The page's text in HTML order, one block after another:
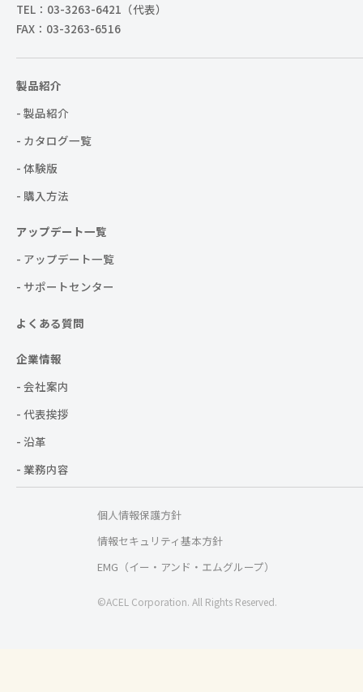
TEL：03-3263-6421（代表）
FAX：03-3263-6516
製品紹介
- 製品紹介
- カタログ一覧
- 体験版
- 購入方法
アップデート一覧
- アップデート一覧
- サポートセンター
よくある質問
企業情報
- 会社案内
- 代表挨拶
- 沿革
- 業務内容
個人情報保護方針
情報セキュリティ基本方針
EMG（イー・アンド・エムグループ）